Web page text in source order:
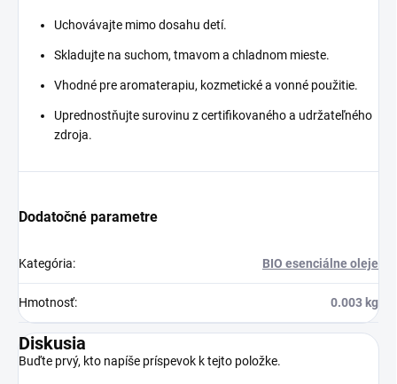
Uchovávajte mimo dosahu detí.
Skladujte na suchom, tmavom a chladnom mieste.
Vhodné pre aromaterapiu, kozmetické a vonné použitie.
Uprednostňujte surovinu z certifikovaného a udržateľného
zdroja.
Dodatočné parametre
Kategória: BIO esenciálne oleje
Hmotnosť: 0.003 kg
Diskusia
Buďte prvý, kto napíše príspevok k tejto položke.